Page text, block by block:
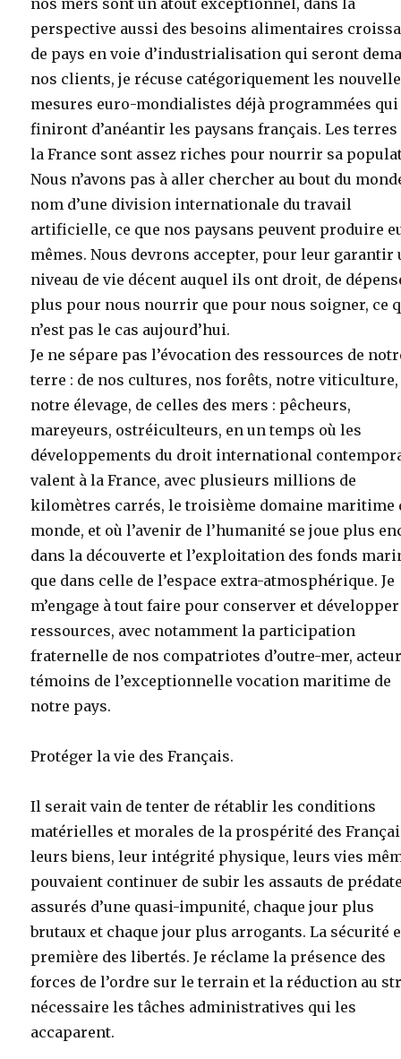
nos mers sont un atout exceptionnel, dans la
perspective aussi des besoins alimentaires
de pays en voie d’industrialisation qui seront
nos clients, je récuse catégoriquement les
mesures euro-mondialistes déjà programmées qui
finiront d’anéantir les paysans français. Les terres
la France sont assez riches pour nourrir sa
Nous n’avons pas à aller chercher au bout du
nom d’une division internationale du travail
artificielle, ce que nos paysans peuvent produire
mêmes. Nous devrons accepter, pour leur garantir
niveau de vie décent auquel ils ont droit, de
plus pour nous nourrir que pour nous soigner, ce
n’est pas le cas aujourd’hui.
Je ne sépare pas l’évocation des ressources de
terre : de nos cultures, nos forêts, notre viticulture,
notre élevage, de celles des mers : pêcheurs,
mareyeurs, ostréiculteurs, en un temps où les
développements du droit international
valent à la France, avec plusieurs millions de
kilomètres carrés, le troisième domaine maritime
monde, et où l’avenir de l’humanité se joue plus
dans la découverte et l’exploitation des fonds
que dans celle de l’espace extra-atmosphérique. Je
m’engage à tout faire pour conserver et
ressources, avec notamment la participation
fraternelle de nos compatriotes d’outre-mer,
témoins de l’exceptionnelle vocation maritime de
notre pays.
Protéger la vie des Français.
Il serait vain de tenter de rétablir les conditions
matérielles et morales de la prospérité des
leurs biens, leur intégrité physique, leurs vies
pouvaient continuer de subir les assauts de
assurés d’une quasi-impunité, chaque jour plus
brutaux et chaque jour plus arrogants. La sécurité
première des libertés. Je réclame la présence des
forces de l’ordre sur le terrain et la réduction au
nécessaire les tâches administratives qui les
accaparent.